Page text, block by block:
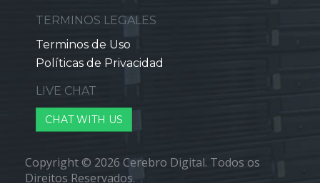
TERMINOS LEGALES
Terminos de Uso
Políticas de Privacidad
LIVE CHAT
CHAT WITH US
Copyright © 2026 Cerebro Digital. Todos os
Direitos Reservados.